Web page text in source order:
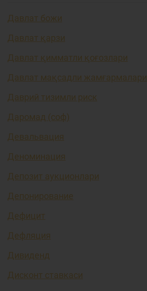
Давлат божи
Давлат қарзи
Давлат қимматли қоғозлари
Давлат мақсадли жамғармалари
Даврий тизимли риск
Даромад (соф)
Девальвация
Деноминация
Депозит аукционлари
Депонирование
Дефицит
Дефляция
Дивиденд
Дисконт ставкаси